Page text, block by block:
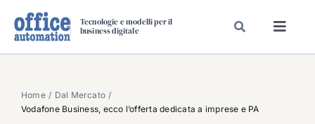
Tecnologie e modelli per il
business digitale
SPECIAL PAPER
TAVOLE ROTONDE DI REDAZIONE
Home
Dal Mercato
Vodafone Business, ecco l’offerta dedicata a imprese e PA